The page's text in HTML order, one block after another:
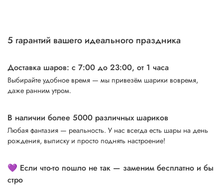
5 гарантий вашего идеального праздника
Доставка шаров: с 7:00 до 23:00, от 1 часа
Выбирайте удобное время — мы привезём шарики вовремя,
даже ранним утром.
В наличии более 5000 различных шариков
Любая фантазия — реальность. У нас всегда есть шары на день
рождения, выписку и просто поднять настроение!
💜 Если что-то пошло не так — заменим бесплатно и бы
стро